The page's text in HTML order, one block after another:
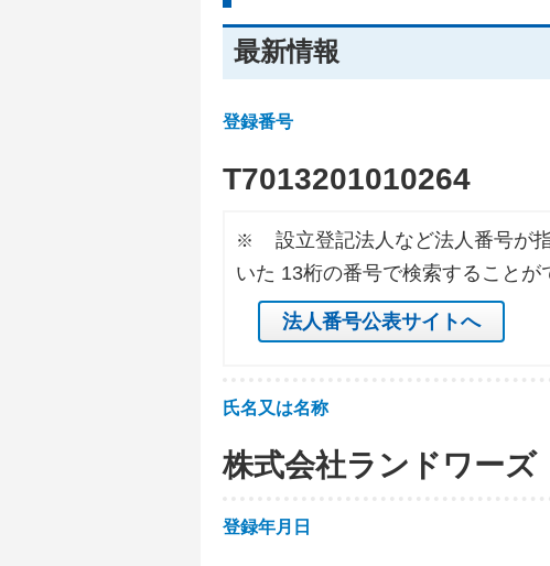
最新情報
登録番号
T7013201010264
※
設立登記法人など法人番号が
いた 13桁の番号で検索することが
法人番号公表サイトへ
氏名又は名称
株式会社ランドワーズ
登録年月日